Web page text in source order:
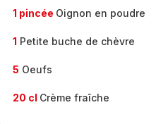
1 pincée Oignon en poudre
1 Petite buche de chèvre
5 Oeufs
20 cl Crème fraîche